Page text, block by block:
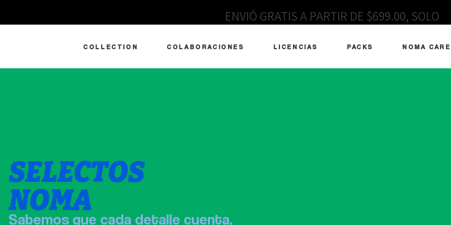
ENVIÓ GRATIS A PARTIR DE $699.00, SOLO
COLLECTION COLABORACIONES LICENCIAS PACKS NOMA CARE
SELECTOS
NOMA
Sabemos que cada detalle cuenta,